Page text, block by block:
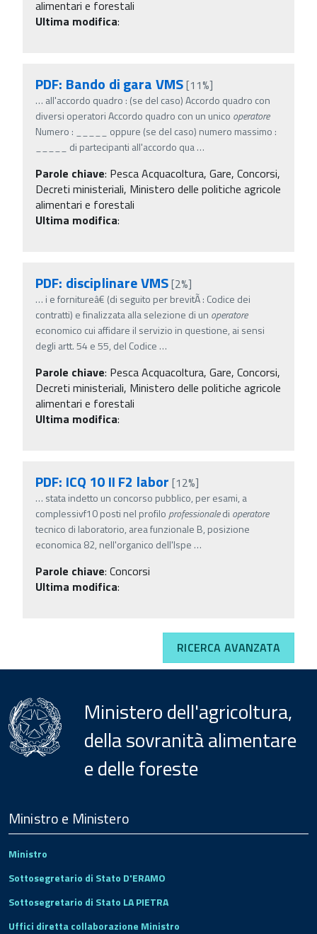
alimentari e forestali
Ultima modifica:
PDF: Bando di gara VMS[11%]
… all'accordo quadro : (se del caso) Accordo quadro con
diversi operatori Accordo quadro con un unico operatore
Numero : _____ oppure (se del caso) numero massimo :
_____ di partecipanti all'accordo qua…
Parole chiave: Pesca Acquacoltura, Gare, Concorsi,
Decreti ministeriali, Ministero delle politiche agricole
alimentari e forestali
Ultima modifica:
PDF: disciplinare VMS[2%]
… i e fornitureâ€ (di seguito per brevitÃ : Codice dei
contratti) e finalizzata alla selezione di un operatore
economico cui affidare il servizio in questione, ai sensi
degli artt. 54 e 55, del Codice …
Parole chiave: Pesca Acquacoltura, Gare, Concorsi,
Decreti ministeriali, Ministero delle politiche agricole
alimentari e forestali
Ultima modifica:
PDF: ICQ 10 II F2 labor [12%]
… stata indetto un concorso pubblico, per esami, a
complessivf10 posti nel profilo professionaledi operatore
tecnico di laboratorio, area funzionale B, posizione
economica 82, nell'organico dell'Ispe …
Parole chiave: Concorsi
Ultima modifica:
RICERCA AVANZATA
Ministero dell'agricoltura,
della sovranità alimentare
e delle foreste
Footer
Ministro e Ministero
Ministro
Sottosegretario di Stato D'ERAMO
Sottosegretario di Stato LA PIETRA
Uffici diretta collaborazione Ministro